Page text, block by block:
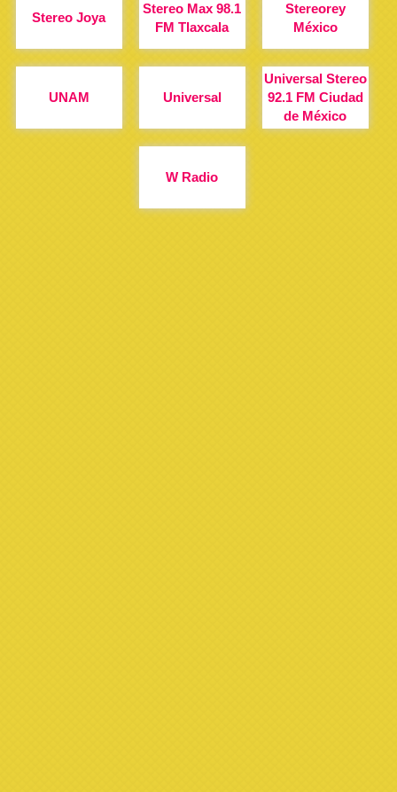
Stereo Joya
Stereo Max 98.1
FM Tlaxcala
Stereorey
México
UNAM Universal
Universal Stereo
92.1 FM Ciudad
de México
W Radio